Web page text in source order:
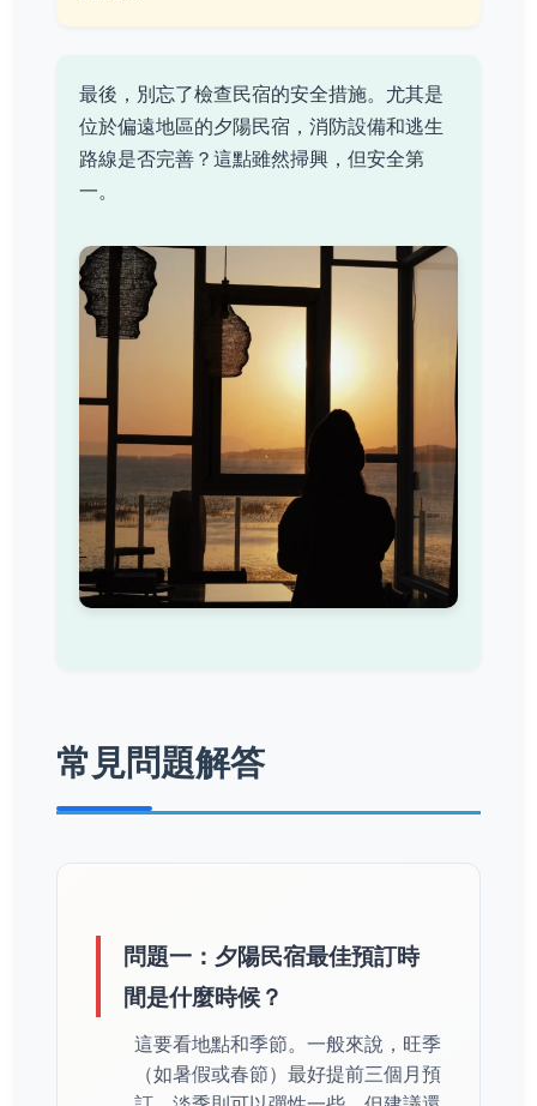
最後，別忘了檢查民宿的安全措施。尤其是
位於偏遠地區的夕陽民宿，消防設備和逃生
路線是否完善？這點雖然掃興，但安全第
一。
常見問題解答
問題一：夕陽民宿最佳預訂時
間是什麼時候？
這要看地點和季節。一般來說，旺季
（如暑假或春節）最好提前三個月預